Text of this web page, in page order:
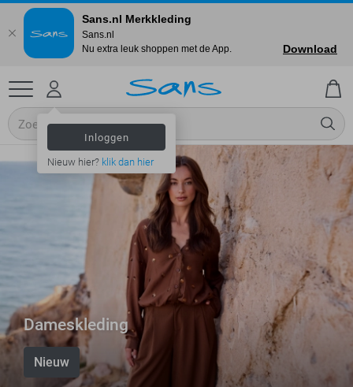
Inloggen
Nieuw hier? klik dan hier
Dameskleding
Nieuw
Sans.nl Merkkleding
Sans.nl
Nu extra leuk shoppen met de App.
Download